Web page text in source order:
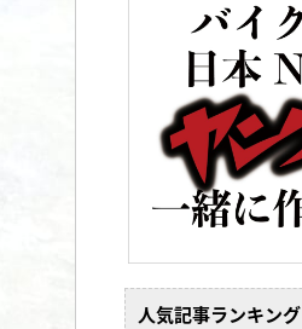
人気記事ランキング